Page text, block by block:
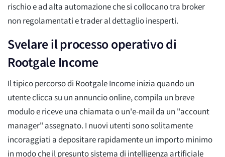
rischio e ad alta automazione che si collocano tra broker
non regolamentati e trader al dettaglio inesperti.
Svelare il processo operativo di
Rootgale Income
Il tipico percorso di Rootgale Income inizia quando un
utente clicca su un annuncio online, compila un breve
modulo e riceve una chiamata o un'e-mail da un "account
manager" assegnato. I nuovi utenti sono solitamente
incoraggiati a depositare rapidamente un importo minimo
in modo che il presunto sistema di intelligenza artificiale